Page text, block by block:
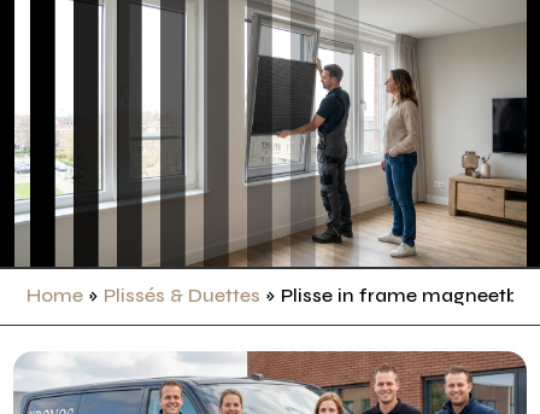
Home » Plissés & Duettes » Plisse in frame